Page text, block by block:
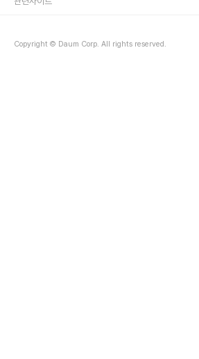
Copyright © Daum Corp. All rights reserved.